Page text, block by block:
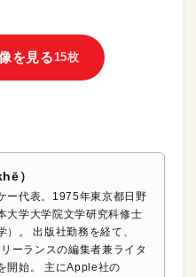
を見る15枚
）
ー代表。1975年東京都日野
大学大学院文学研究科修士
）。 出版社勤務を経て、
ーランスの編集者兼ライタ
開始。 主にApple社の